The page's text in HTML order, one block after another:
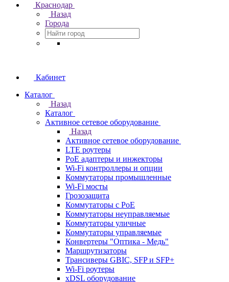
Краснодар
Назад
Города
Кабинет
Каталог
Назад
Каталог
Активное сетевое оборудование
Назад
Активное сетевое оборудование
LTE роутеры
PoE адаптеры и инжекторы
Wi-Fi контроллеры и опции
Коммутаторы промышленные
Wi-Fi мосты
Грозозащита
Коммутаторы c PoE
Коммутаторы неуправляемые
Коммутаторы уличные
Коммутаторы управляемые
Конвертеры "Оптика - Медь"
Маршрутизаторы
Трансиверы GBIC, SFP и SFP+
Wi-Fi роутеры
xDSL оборудование